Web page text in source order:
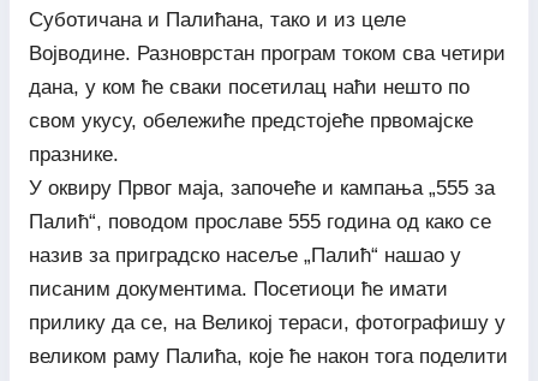
Суботичана и Палићана, тако и из целе
Војводине. Разноврстан програм током сва четири
дана, у ком ће сваки посетилац наћи нешто по
свом укусу, обележиће предстојеће првомајске
празнике.
У оквиру Првог маја, започеће и кампања „555 за
Палић“, поводом прославе 555 година од како се
назив за приградско насеље „Палић“ нашао у
писаним документима. Посетиоци ће имати
прилику да се, на Великој тераси, фотографишу у
великом раму Палића, које ће након тога поделити